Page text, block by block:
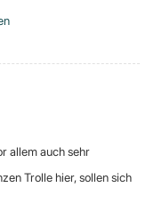
allem auch sehr
Trolle hier, sollen sich